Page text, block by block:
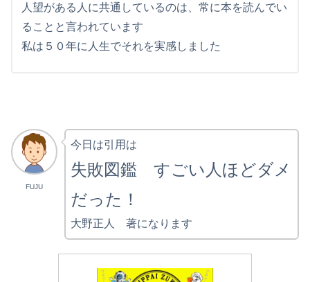
人望がある人に共通しているのは、常に本を読んでい
ることと言われています
私は５０年に人生でそれを実感しました
FUJU
今日は引用は
失敗図鑑 すごい人ほどダメ
だった！
大野正人 著になります